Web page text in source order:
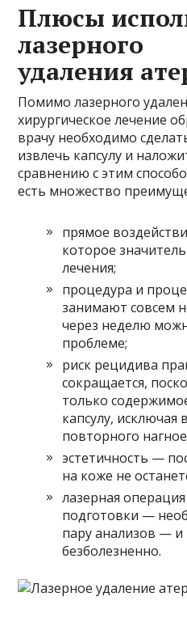
Плюсы
лазерного
удаления
Помимо лазерного
хирургическое лечение
врачу необходимо
извлечь капсулу и
сравнению с этим
есть множество
прямое
которое
лечения;
процедура и
занимают совсем
через неделю
проблеме;
риск рецидива
сокращается,
только
капсулу, исключая
повторного
эстетичность —
на коже не
лазерная
подготовки —
пару анализов — и
безболезненно.